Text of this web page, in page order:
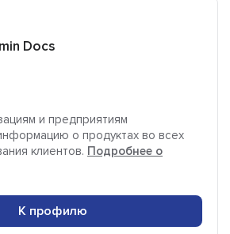
Docs
и предприятиям
о продуктах во всех
клиентов. Подробнее о
К профилю